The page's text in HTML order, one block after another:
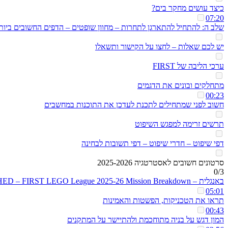
כיצד עושים מחקר בים?
07:20
שלב ה: להתחיל להתארגן לתחרות – מחוון שופטים – הדפים החשובים
יש לכם שאלות – לחצו על הקישור ותשאלו
ערכי הליבה של FIRST
מתחלקים ובונים את הדגמים
00:23
חשוב לפני שמתחילים לתכנת לעדכן את התוכנות במחשבים
תרשים זרימה למפגש השיפוט
דפי שיפוט – חדרי שיפוט – דפי תשובות לבחינה
סרטונים חשובים לאסטרטגיה 2025-2026
0/3
באנגלית – UNEARTHED – FIRST LEGO League 2025-26 Mission Breakdown
05:01
תראו את הטכניקות, הפשטות והאמינות
00:43
המון דגש על בניה מתוחכמת ולהתיישר על המתקנים